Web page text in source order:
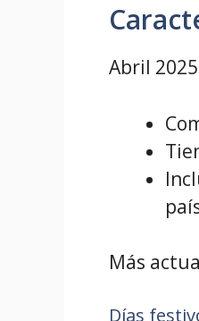
Abril
Más
Días